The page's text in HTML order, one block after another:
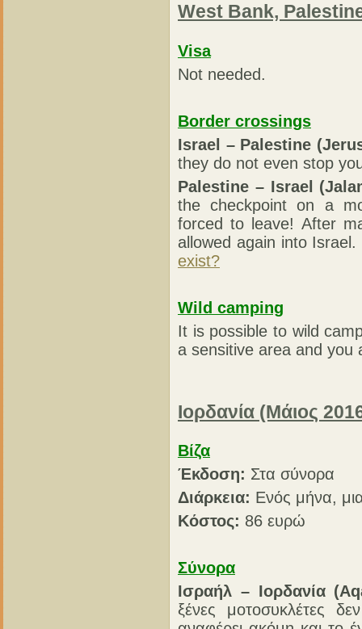
West Bank,
Visa
Not needed.
Border crossings
Israel – Palestine
they do not even stop
Palestine – Israel
the checkpoint on a
forced to leave! After
allowed again into
exist?
Wild camping
It is possible to wild
a sensitive area and you
Ιορδανία (Μάιος
Βίζα
Έκδοση: Στα σύνορα
Διάρκεια: Ενός μήνα,
Κόστος: 86 ευρώ
Σύνορα
Ισραήλ – Ιορδανία
ξένες μοτοσυκλέτες